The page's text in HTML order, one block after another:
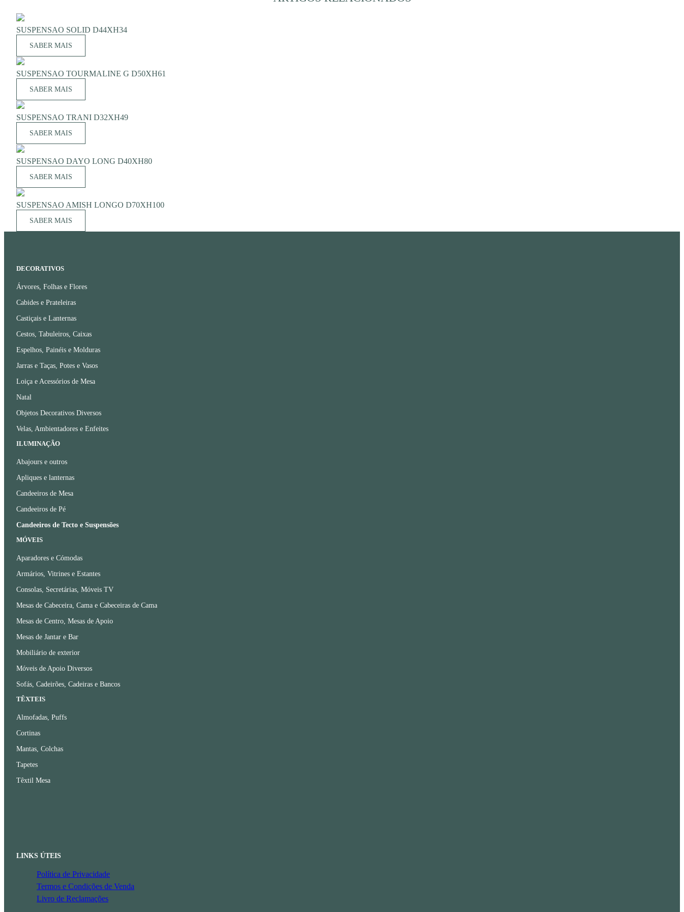
SUSPENSAO SOLID D44XH34
SABER MAIS
SUSPENSAO TOURMALINE G D50XH61
SABER MAIS
SUSPENSAO TRANI D32XH49
SABER MAIS
SUSPENSAO DAYO LONG D40XH80
SABER MAIS
SUSPENSAO AMISH LONGO D70XH100
SABER MAIS
DECORATIVOS
Árvores, Folhas e Flores
Cabides e Prateleiras
Castiçais e Lanternas
Cestos, Tabuleiros, Caixas
Espelhos, Painéis e Molduras
Jarras e Taças, Potes e Vasos
Loiça e Acessórios de Mesa
Natal
Objetos Decorativos Diversos
Velas, Ambientadores e Enfeites
ILUMINAÇÃO
Abajours e outros
Apliques e lanternas
Candeeiros de Mesa
Candeeiros de Pé
Candeeiros de Tecto e Suspensões
MÓVEIS
Aparadores e Cómodas
Armários, Vitrines e Estantes
Consolas, Secretárias, Móveis TV
Mesas de Cabeceira, Cama e Cabeceiras de Cama
Mesas de Centro, Mesas de Apoio
Mesas de Jantar e Bar
Mobiliário de exterior
Móveis de Apoio Diversos
Sofás, Cadeirões, Cadeiras e Bancos
TÊXTEIS
Almofadas, Puffs
Cortinas
Mantas, Colchas
Tapetes
Têxtil Mesa
LINKS ÚTEIS
Política de Privacidade
Termos e Condições de Venda
Livro de Reclamações